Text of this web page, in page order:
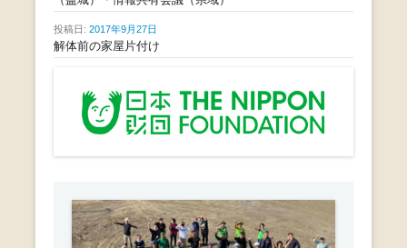
投稿日: 2017年9月27日
解体前の家屋片付け